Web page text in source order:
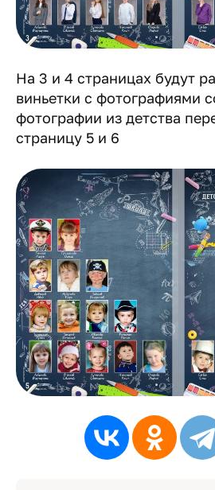
На 3 и 4 страницах будут
виньетки с фотографиями
фотографии из детства
страницу 5 и 6